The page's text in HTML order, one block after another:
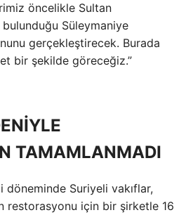
öncelikle Sultan
Süleymaniye
gerçekleştirecek. Burada
bir şekilde göreceğiz.”
TAMAMLANMADI
döneminde Suriyeli vakıflar,
restorasyonu için bir şirketle 16